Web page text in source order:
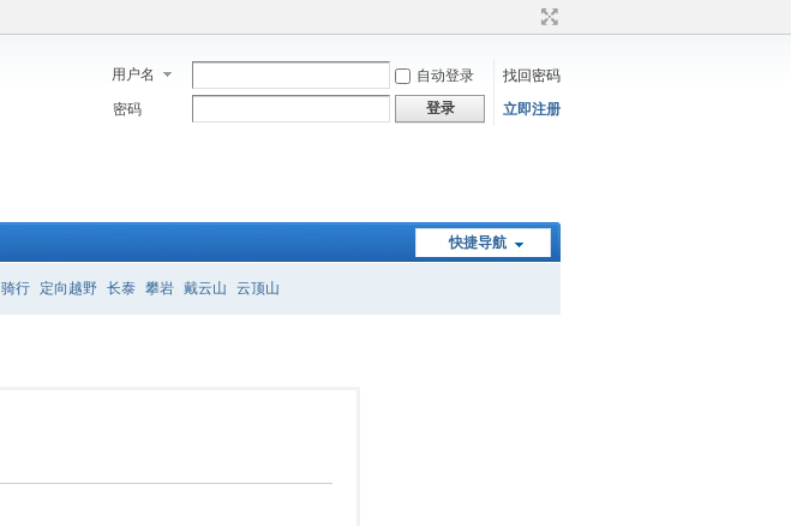
用户名 自动登录
找回密码
密码
登录 立即注册
快捷导航
骑行 定向越野 长泰 攀岩 戴云山 云顶山